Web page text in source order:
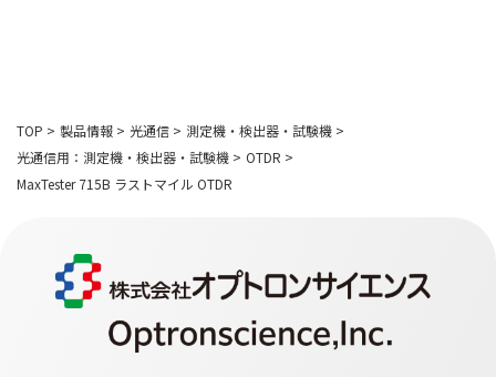
TOP > 製品情報 > 光通信 > 測定機・検出器・試験機 >
光通信用：測定機・検出器・試験機 > OTDR >
MaxTester 715B ラストマイル OTDR